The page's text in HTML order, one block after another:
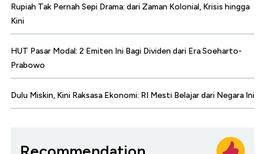
Rupiah Tak Pernah Sepi Drama: dari Zaman Kolonial, Krisis hingga
Kini
HUT Pasar Modal: 2 Emiten Ini Bagi Dividen dari Era Soeharto-
Prabowo
Dulu Miskin, Kini Raksasa Ekonomi: RI Mesti Belajar dari Negara Ini